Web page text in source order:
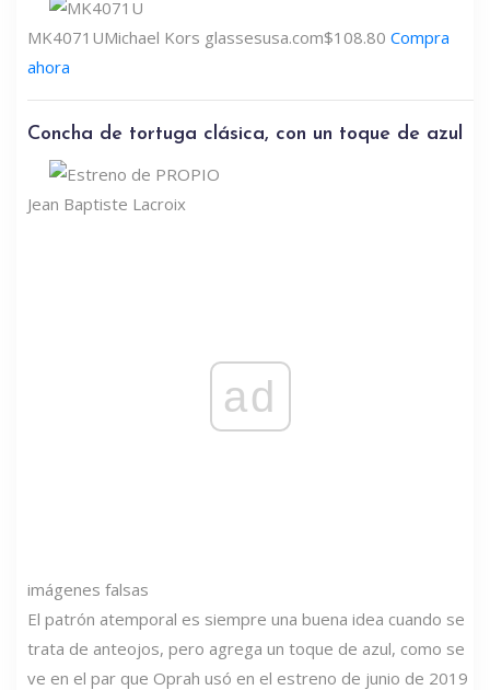
MK4071UMichael Kors glassesusa.com$108.80 Compra
ahora
Concha de tortuga clásica, con un toque de azul
Jean Baptiste Lacroix
ad
imágenes falsas
El patrón atemporal es siempre una buena idea cuando se
trata de anteojos, pero agrega un toque de azul, como se
ve en el par que Oprah usó en el estreno de junio de 2019